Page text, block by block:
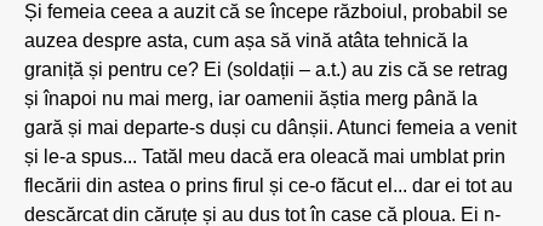
Și femeia ceea a auzit că se începe războiul, probabil se
auzea despre asta, cum așa să vină atâta tehnică la
graniță și pentru ce? Ei (soldații – a.t.) au zis că se retrag
și înapoi nu mai merg, iar oamenii ăștia merg până la
gară și mai departe-s duși cu dânșii. Atunci femeia a venit
și le-a spus... Tatăl meu dacă era oleacă mai umblat prin
flecării din astea o prins firul și ce-o făcut el... dar ei tot au
descărcat din căruțe și au dus tot în case că ploua. Ei n-